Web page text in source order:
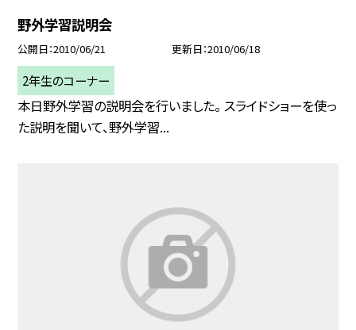
野外学習説明会
公開日 2010/06/21 更新日 2010/06/18
2年生のコーナー
本日野外学習の説明会を行いました。 スライドショーを使っ
た説明を聞いて、野外学習...